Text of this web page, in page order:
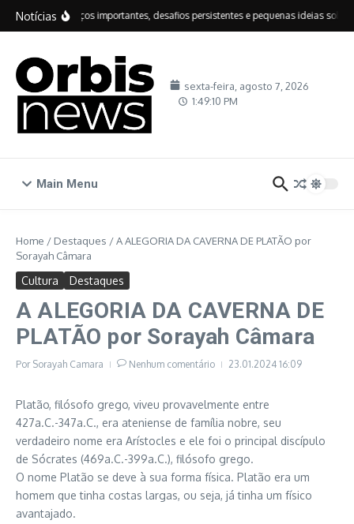
Ir para o conteúdo
Notícias
IDEB: avanços importantes, desafios persistentes e pequenas ideias sobre
sexta-feira, agosto 7, 2026
1:49:11 PM
Main Menu
Home / Destaques /A ALEGORIA DA CAVERNA DE PLATÃO por
Sorayah Câmara
Cultura Destaques
A ALEGORIA DA CAVERNA DE
PLATÃO por Sorayah Câmara
Por Sorayah Camara Nenhum comentário 23.01.2024 16:09
Platão, filósofo grego, viveu provavelmente entre
427a.C.-347a.C., era ateniense de família nobre, seu
verdadeiro nome era Arístocles e ele foi o principal discípulo
de Sócrates (469a.C.-399a.C.), filósofo grego.
O nome Platão se deve à sua forma física. Platão era um
homem que tinha costas largas, ou seja, já tinha um físico
avantajado.